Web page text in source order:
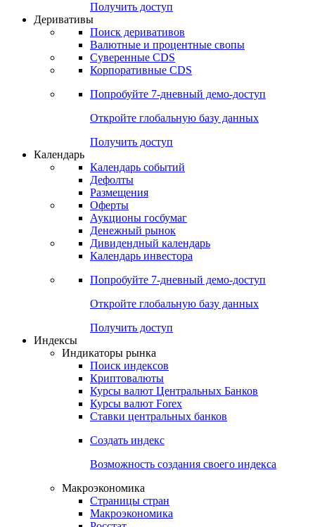
Попробуйте7-дневный
Откройте глобальную базу данных
Получить доступ
Деривативы
Валютные и процентные свопы
Корпоративные CDS
Попробуйте7-дневный
Откройте глобальную базу данных
Получить доступ
Календарь
Календарь событий
Дефолты
Размещения
Оферты
Денежный рынок
Календарь инвестора
Попробуйте7-дневный
Откройте глобальную базу данных
Получить доступ
Индикаторы рынка
Поиск индексов
Курсы валют Центральных Банков
Ставки центральных банков
Создать индекс
Возможность создания своего индекса